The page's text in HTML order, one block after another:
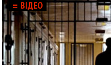
≡ ВІДЕО